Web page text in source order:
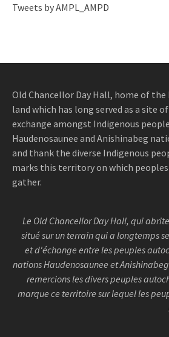
Tweets by AMPL_AMPD
Old Chancellor Day Hall, home of the
land which has long served as a site
exchange amongst Indigenous
Haudenosaunee and Anishinabeg
and thank the diverse Indigenous
marks this territory on which
gather.
Le Old Chancellor Day Hall, qui
situé sur un terrain qui a longtemps
et d'échange entre les peuples
nations Haudenosaunee et
remercions les divers peuples
marque ce territoire sur lequel les